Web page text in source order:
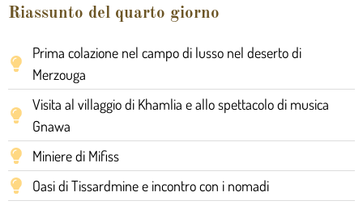
Riassunto del quarto giorno
Prima colazione nel campo di lusso nel deserto di
Merzouga
Visita al villaggio di Khamlia e allo spettacolo di musica
Gnawa
Miniere di Mifiss
Oasi di Tissardmine e incontro con i nomadi